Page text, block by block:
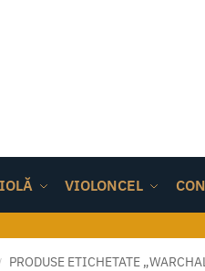
VIOLONCEL
/ PRODUSE ETICHETATE